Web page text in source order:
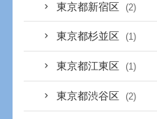
東京都新宿区 (2)
東京都杉並区 (1)
東京都江東区 (1)
東京都渋谷区 (2)